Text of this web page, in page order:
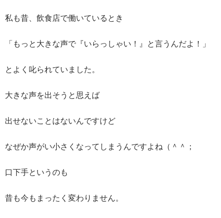
私も昔、飲食店で働いているとき
「もっと大きな声で『いらっしゃい！』と言うんだよ！」
とよく叱られていました。
大きな声を出そうと思えば
出せないことはないんですけど
なぜか声がい小さくなってしまうんですよね（＾＾；
口下手というのも
昔も今もまったく変わりません。